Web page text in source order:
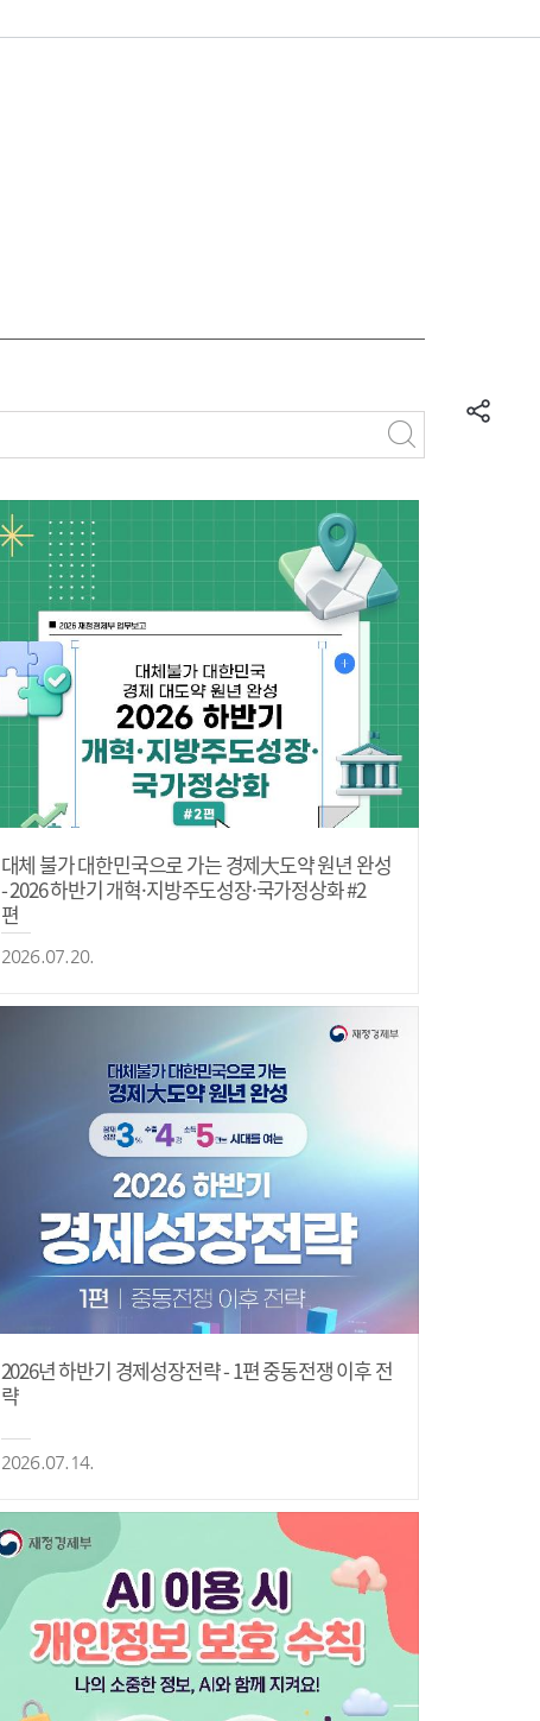
대체 불가 대한민국으로 가는 경제大도약 원년 완성
- 2026 하반기 개혁·지방주도성장·국가정상화 #2
편
2026.07.20.
2026년 하반기 경제성장전략 - 1편 중동전쟁 이후 전
략
2026.07.14.